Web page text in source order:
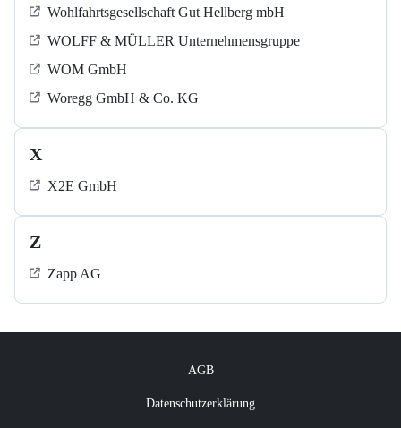
Wohlfahrtsgesellschaft Gut Hellberg mbH
WOLFF & MÜLLER Unternehmensgruppe
WOM GmbH
Woregg GmbH & Co. KG
X
X2E GmbH
Z
Zapp AG
AGB
Datenschutzerklärung